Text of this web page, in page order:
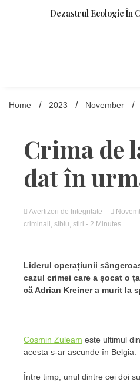
Dezastrul Ecologic În
Home 2023 November
Crima de
dat în
Avertizori de Integritate
criminali, sibiu, stiri - 2 Minutes
Liderul operațiunii
cazul crimei care a șocat o
că Adrian Kreiner a murit la
Cosmin Zuleam este ultimul
acesta s-ar ascunde în Belgia.
Între timp, unul dintre cei doi